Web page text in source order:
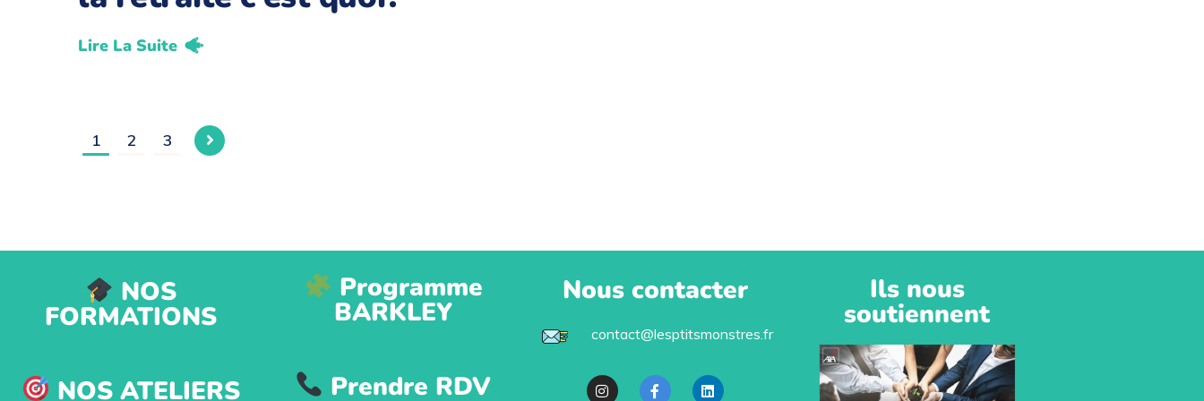
Lire La Suite
1 2 3
NOS
FORMATIONS
NOS ATELIERS
Programme
BARKLEY
Prendre RDV
Nous contacter
contact@lesptitsmonstres.fr
Ils nous
soutiennent